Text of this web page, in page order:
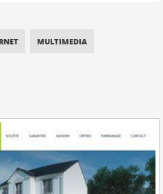
MULTIMEDIA